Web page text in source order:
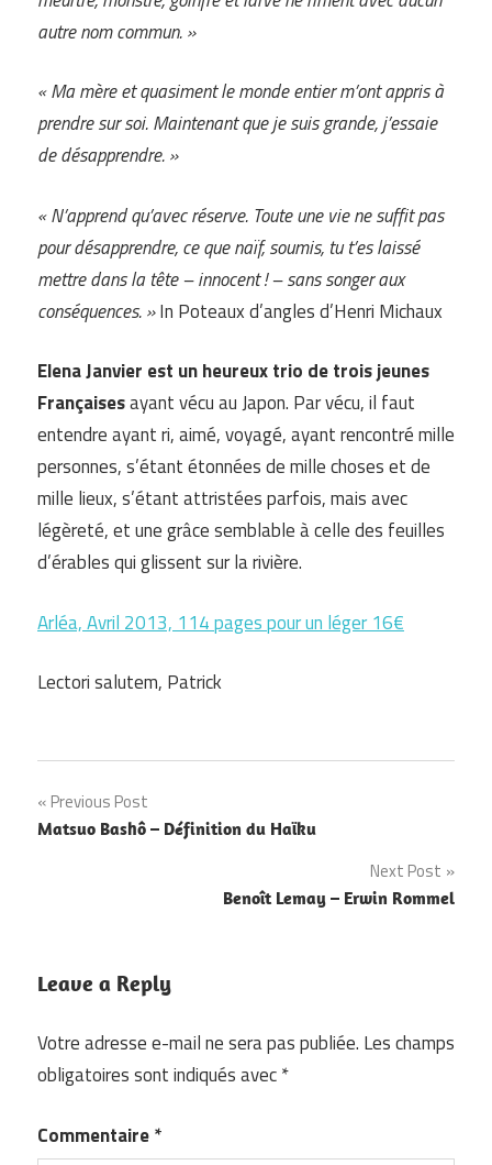
autre nom commun. »
« Ma mère et quasiment le monde entier m’ont appris à
prendre sur soi. Maintenant que je suis grande, j’essaie
de désapprendre. »
« N’apprend qu’avec réserve. Toute une vie ne suffit pas
pour désapprendre, ce que naïf, soumis, tu t’es laissé
mettre dans la tête – innocent ! – sans songer aux
conséquences. »In Poteaux d’angles d’Henri Michaux
Elena Janvier est un heureux trio de trois jeunes
Françaisesayant vécu au Japon. Par vécu, il faut
entendre ayant ri, aimé, voyagé, ayant rencontré mille
personnes, s’étant étonnées de mille choses et de
mille lieux, s’étant attristées parfois, mais avec
légèreté, et une grâce semblable à celle des feuilles
d’érables qui glissent sur la rivière.
Arléa, Avril 2013, 114 pages pour un léger 16€
Lectori salutem, Patrick
Navigation
de
Previous Post
Matsuo Bashô – Définition du Haïku
Next Post
Benoît Lemay – Erwin Rommel
Leave a Reply
Votre adresse e-mail ne sera pas publiée. Les champs
obligatoires sont indiqués avec*
Commentaire*